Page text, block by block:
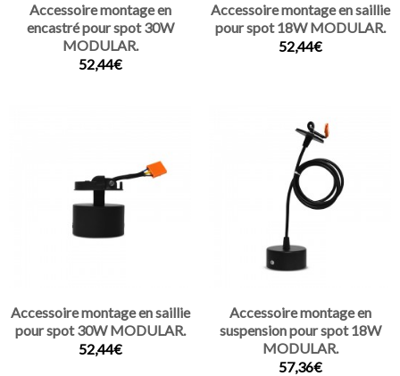
Accessoire montage en
encastré pour spot 30W
MODULAR.
52,44€
Accessoire montage en saillie
pour spot 18W MODULAR.
52,44€
Accessoire montage en saillie
pour spot 30W MODULAR.
52,44€
Accessoire montage en
suspension pour spot 18W
MODULAR.
57,36€